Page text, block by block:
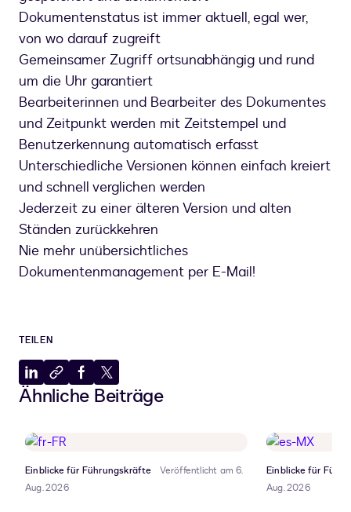
Dokumentenstatus ist immer aktuell, egal wer,
von wo darauf zugreift
Gemeinsamer Zugriff ortsunabhängig und rund
um die Uhr garantiert
Bearbeiterinnen und Bearbeiter des Dokumentes
und Zeitpunkt werden mit Zeitstempel und
Benutzerkennung automatisch erfasst
Unterschiedliche Versionen können einfach kreiert
und schnell verglichen werden
Jederzeit zu einer älteren Version und alten
Ständen zurückkehren
Nie mehr unübersichtliches
Dokumentenmanagement per E-Mail!
TEILEN
Auf
LinkedIn
In
Zwischenablage
Auf
Facebook
Auf
X
Ähnliche Beiträge
Einblicke für Führungskräfte
Veröffentlicht am 6.
Aug. 2026
Einblicke für
Aug. 2026